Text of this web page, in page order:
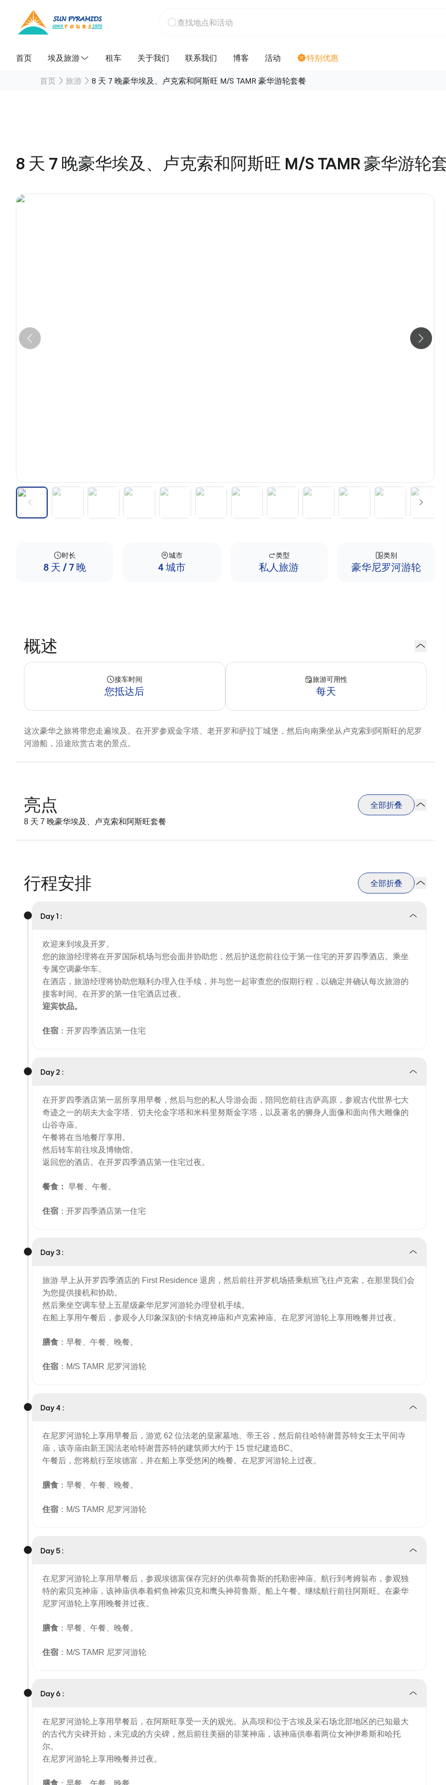
首页 埃及旅游 租车 关于我们 联系我们 博客 活动 特别优惠
首页 旅游 8 天 7 晚豪华埃及、卢克索和阿斯旺 M/S TAMR 豪华游轮套餐
8 天 7 晚豪华埃及、卢克索和阿斯旺 M/S TAMR 豪华游轮
时长
8 天 / 7 晚
城市
4 城市
类型
私人旅游
类别
豪华尼罗河游轮
概述
接车时间
您抵达后
旅游可用性
每天
这次豪华之旅将带您走遍埃及。在开罗参观金字塔、老开罗和萨拉丁城堡，然后向南乘坐从卢克索到阿斯旺的尼罗
河游船，沿途欣赏古老的景点。
亮点 全部折叠
8 天 7 晚豪华埃及、卢克索和阿斯旺套餐
行程安排 全部折叠
Day 1 :
欢迎来到埃及开罗。
您的旅游经理将在开罗国际机场与您会面并协助您，然后护送您前往位于第一住宅的开罗四季酒店。乘坐
专属空调豪华车。
在酒店，旅游经理将协助您顺利办理入住手续，并与您一起审查您的假期行程，以确定并确认每次旅游的
接客时间。在开罗的第一住宅酒店过夜。
迎宾饮品。
住宿 ：开罗四季酒店第一住宅
Day 2 :
在开罗四季酒店第一居所享用早餐，然后与您的私人导游会面，陪同您前往吉萨高原，参观古代世界七大
奇迹之一的胡夫大金字塔、切夫伦金字塔和米科里努斯金字塔，以及著名的狮身人面像和面向伟大雕像的
山谷寺庙。
午餐将在当地餐厅享用。
然后转车前往埃及博物馆。
返回您的酒店。在开罗四季酒店第一住宅过夜。
餐食： 早餐、午餐。
住宿 ：开罗四季酒店第一住宅
Day 3 :
旅游 早上从开罗四季酒店的 First Residence 退房，然后前往开罗机场搭乘航班飞往卢克索，在那里我们会
为您提供接机和协助。
然后乘坐空调车登上五星级豪华尼罗河游轮办理登机手续。
在船上享用午餐后，参观令人印象深刻的卡纳克神庙和卢克索神庙。在尼罗河游轮上享用晚餐并过夜。
膳食 ：早餐、午餐、晚餐。
住宿 ：M/S TAMR 尼罗河游轮
Day 4 :
在尼罗河游轮上享用早餐后，游览 62 位法老的皇家墓地、帝王谷，然后前往哈特谢普苏特女王太平间寺
庙，该寺庙由新王国法老哈特谢普苏特的建筑师大约于 15 世纪建造BC。
午餐后，您将航行至埃德富，并在船上享受悠闲的晚餐。在尼罗河游轮上过夜。
膳食 ：早餐、午餐、晚餐。
住宿 ：M/S TAMR 尼罗河游轮
Day 5 :
在尼罗河游轮上享用早餐后，参观埃德富保存完好的供奉荷鲁斯的托勒密神庙。航行到考姆翁布，参观独
特的索贝克神庙，该神庙供奉着鳄鱼神索贝克和鹰头神荷鲁斯。船上午餐。继续航行前往阿斯旺。在豪华
尼罗河游轮上享用晚餐并过夜。
膳食 ：早餐、午餐、晚餐。
住宿 ：M/S TAMR 尼罗河游轮
Day 6 :
在尼罗河游轮上享用早餐后，在阿斯旺享受一天的观光。从高坝和位于古埃及采石场北部地区的已知最大
的古代方尖碑开始，未完成的方尖碑，然后前往美丽的菲莱神庙，该神庙供奉着两位女神伊希斯和哈托
尔。
在尼罗河游轮上享用晚餐并过夜。
膳食 ：早餐、午餐、晚餐。